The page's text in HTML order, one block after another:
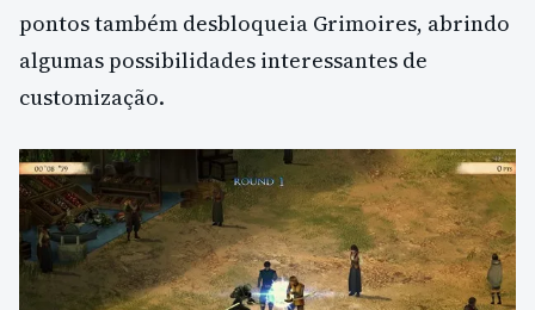
pontos também desbloqueia Grimoires, abrindo
algumas possibilidades interessantes de
customização.